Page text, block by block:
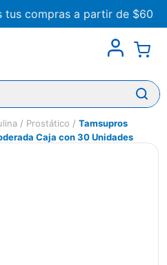
tus compras a partir de $60
Prostático
Tamsupros
Caja con 30 Unidades